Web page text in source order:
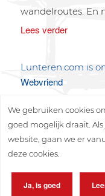
wandelroutes. En
Lees verder
Lunteren.com is
Webvriend
We gebruiken cookies
goed mogelijk draait.
website, gaan we er
deze cookies.
Ja, is goed